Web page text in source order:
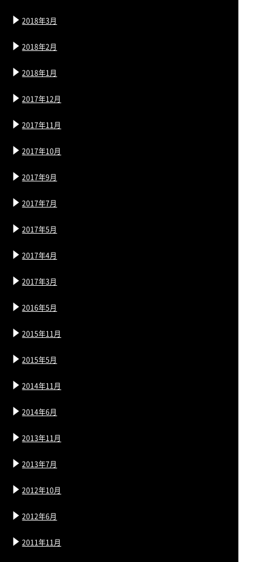
2018年3月
2018年2月
2018年1月
2017年12月
2017年11月
2017年10月
2017年9月
2017年7月
2017年5月
2017年4月
2017年3月
2016年5月
2015年11月
2015年5月
2014年11月
2014年6月
2013年11月
2013年7月
2012年10月
2012年6月
2011年11月